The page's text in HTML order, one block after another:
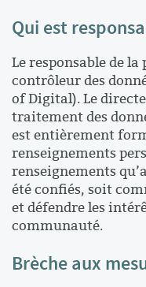
Qui est
Le responsable de
contrôleur des
of Digital). Le
traitement des
est entièrement
renseignements
renseignements
été confiés, soit
et défendre les
communauté.
Brèche aux